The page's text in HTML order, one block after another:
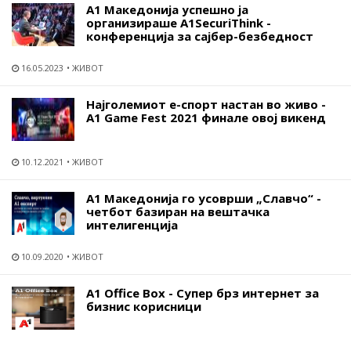
A1 Македонија успешно ја
организираше A1SecuriThink -
конференција за сајбер-безбедност
16.05.2023 ЖИВОТ
Најголемиот е-спорт настан во живо -
А1 Game Fest 2021 финале овој викенд
10.12.2021 ЖИВОТ
А1 Македонија го усоврши „Славчо“ -
четбот базиран на вештачка
интелигенција
10.09.2020 ЖИВОТ
А1 Office Box - Супер брз интернет за
бизнис корисници